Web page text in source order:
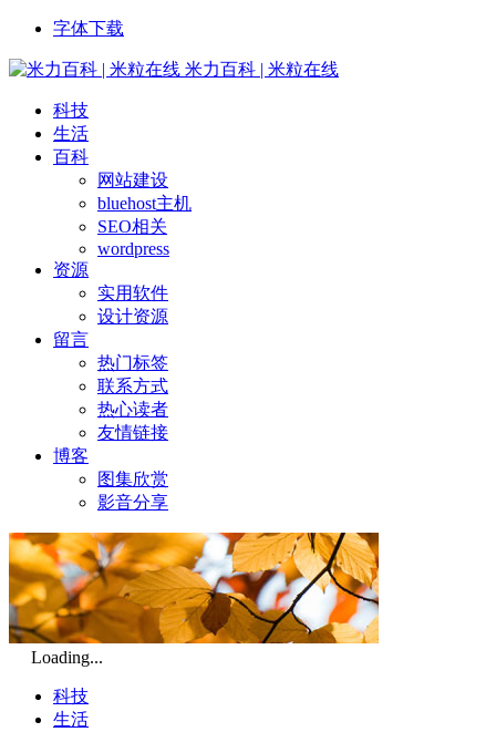
字体下载
米力百科 | 米粒在线
科技
生活
百科
网站建设
bluehost主机
SEO相关
wordpress
资源
实用软件
设计资源
留言
热门标签
联系方式
热心读者
友情链接
博客
图集欣赏
影音分享
Loading...
科技
生活